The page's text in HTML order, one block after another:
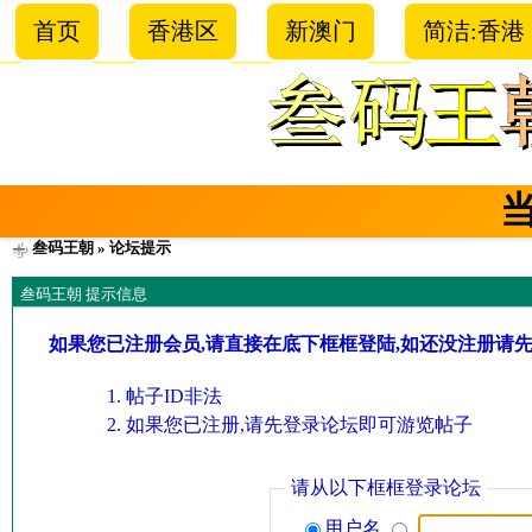
首页 香港区 新澳门 简洁:香港
叁码王朝 » 论坛提示
叁码王朝 提示信息
如果您已注册会员,请直接在底下框框登陆,如还没注册请
帖子ID非法
如果您已注册,请先登录论坛即可游览帖子
请从以下框框登录论坛
用户名